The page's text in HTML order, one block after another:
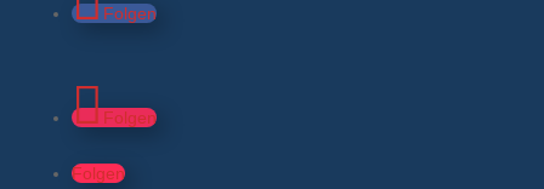
Folgen
Folgen
Folgen